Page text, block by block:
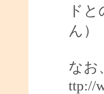
ド
ん）
なお
ttp://